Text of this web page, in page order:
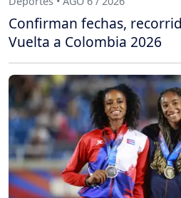
Confirman fechas,
Vuelta a Colombia 2026